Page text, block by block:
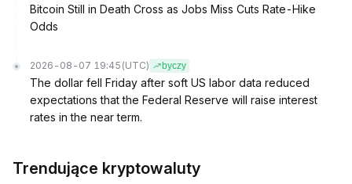
Bitcoin Still in Death Cross as Jobs Miss Cuts Rate-Hike
Odds
2026-08-07 19:45 (UTC) byczy
The dollar fell Friday after soft US labor data reduced
expectations that the Federal Reserve will raise interest
rates in the near term.
Trendujące kryptowaluty